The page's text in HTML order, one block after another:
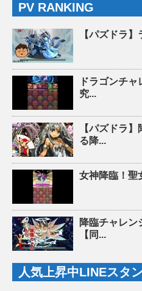
PV RANKING
【パズドラ
ドラゴンチ
究...
【パズドラ
る降...
女神降臨！
降臨チャレン
【同...
人気上昇中LINEスタ